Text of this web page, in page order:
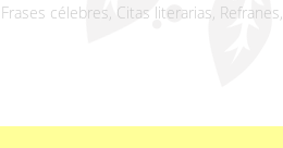
Frases célebres, Citas literarias,